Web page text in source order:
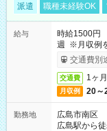
派遣 職種未経験OK
給与
時給1500円
週 ※月収例
ービス利用
交通費別
交通費 1ヶ
月収例 20～
勤務地
広島市南区
広島駅から